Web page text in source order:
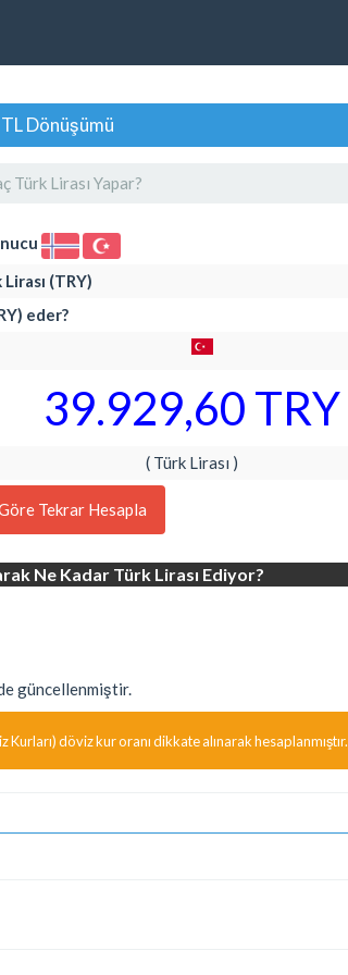
Dönüşümü
Türk Lirası Yapar?
(TRY)
eder?
39.929,60 TRY
( Türk Lirası )
Tekrar Hesapla
Ne Kadar Türk Lirası Ediyor?
güncellenmiştir.
döviz kur oranı dikkate alınarak hesaplanmıştır.